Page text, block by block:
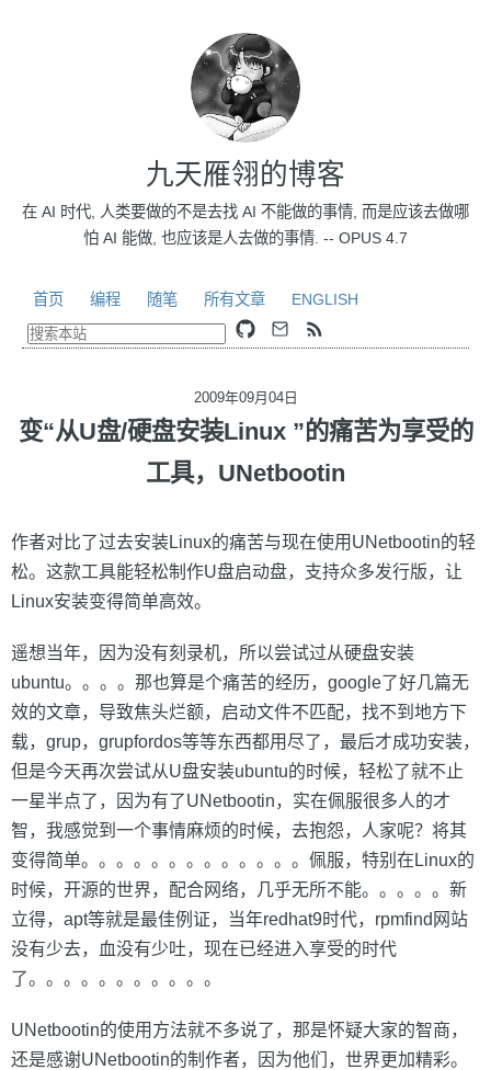
九天雁翎的博客
在 AI 时代, 人类要做的不是去找 AI 不能做的事情, 而是应该去做哪
怕 AI 能做, 也应该是人去做的事情. -- OPUS 4.7
首页 编程 随笔 所有文章 ENGLISH
2009年09月04日
变“从U盘/硬盘安装Linux ”的痛苦为享受的
工具，UNetbootin
作者对比了过去安装Linux的痛苦与现在使用UNetbootin的轻
松。这款工具能轻松制作U盘启动盘，支持众多发行版，让
Linux安装变得简单高效。
遥想当年，因为没有刻录机，所以尝试过从硬盘安装
ubuntu。。。。那也算是个痛苦的经历，google了好几篇无
效的文章，导致焦头烂额，启动文件不匹配，找不到地方下
载，grup，grupfordos等等东西都用尽了，最后才成功安装，
但是今天再次尝试从U盘安装ubuntu的时候，轻松了就不止
一星半点了，因为有了UNetbootin，实在佩服很多人的才
智，我感觉到一个事情麻烦的时候，去抱怨，人家呢？将其
变得简单。。。。。。。。。。。。。佩服，特别在Linux的
时候，开源的世界，配合网络，几乎无所不能。。。。。新
立得，apt等就是最佳例证，当年redhat9时代，rpmfind网站
没有少去，血没有少吐，现在已经进入享受的时代
了。。。。。。。。。。。
UNetbootin的使用方法就不多说了，那是怀疑大家的智商，
还是感谢UNetbootin的制作者，因为他们，世界更加精彩。